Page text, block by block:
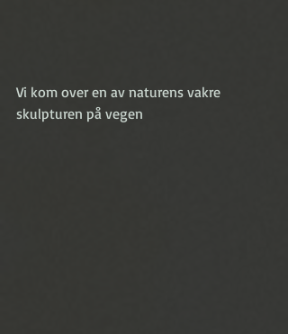
Vi kom over en av naturens vakre
skulpturen på vegen